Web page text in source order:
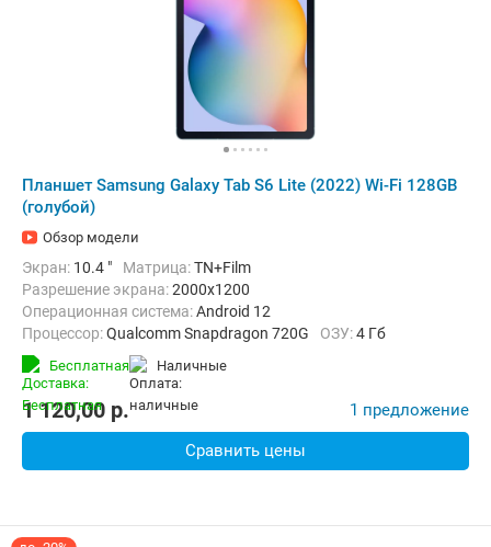
Планшет Samsung Galaxy Tab S6 Lite (2022) Wi-Fi 128GB
(голубой)
Обзор модели
Экран: 10.4 " Матрица:TN+Film
Разрешение экрана:2000x1200
Операционная система:Android 12
Процессор:Qualcomm Snapdragon 720G ОЗУ:4 Гб
Встроенная память:
Беспроводная связь:Bluetooth, Wi-Fi
Комплектация:Перо (стилус)
Бесплатная наличные
1 120,00 p. 1 предложение
Сравнить цены